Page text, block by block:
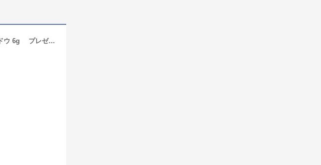
PRADA BEAUTY/プラダ ビューティ ダイメンションズ マルチエフェクト アイシャドウ 6g プレゼント 誕生日 母の日